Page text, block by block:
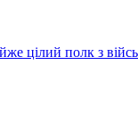
цілий полк з